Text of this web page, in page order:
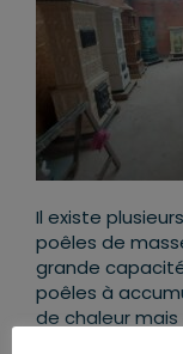
Il existe
poêles de
grande
poêles à
de chaleur